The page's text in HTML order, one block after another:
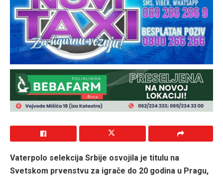
Vaterpolo selekcija Srbije osvojila je titulu na
Svetskom prvenstvu za igrače do 20 godina u Pragu,